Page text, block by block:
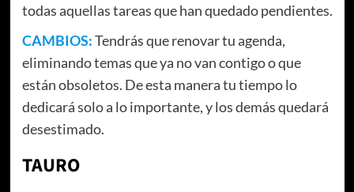
todas aquellas tareas que han quedado pendientes.
CAMBIOS:Tendrás que renovar tu agenda,
eliminando temas que ya no van contigo o que
están obsoletos. De esta manera tu tiempo lo
dedicará solo a lo importante, y los demás quedará
desestimado.
TAURO